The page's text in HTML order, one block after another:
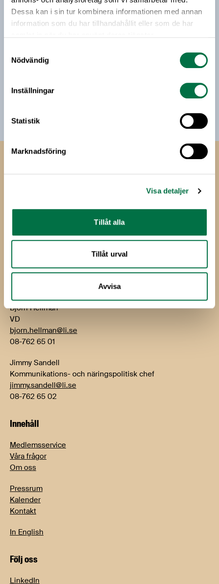
Dessa kan i sin tur kombinera informationen med annan
information som du har tillhandahållit eller som de har
Nödvändig
Inställningar
Statistik
Marknadsföring
Visa detaljer
Tillåt alla
Tillåt urval
Avvisa
hantering av personuppgifter.
till min inkorg. Livsmedelsföretagen ska inte dela eller
sälja min personliga information. Jag kan när som helst
Björn Hellman
VD
bjorn.hellman@li.se
08-762 65 01
Jimmy Sandell
Kommunikations- och näringspolitisk chef
jimmy.sandell@li.se
08-762 65 02
Innehåll
Medlemsservice
Våra frågor
Om oss
Pressrum
Kalender
Kontakt
In English
Följ oss
LinkedIn